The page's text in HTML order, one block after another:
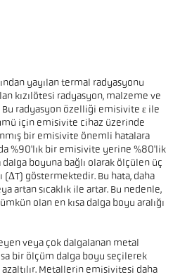
yayılan termal radyasyonu
kızılötesi radyasyon, malzeme ve
radyasyon özelliği emisivite ε ile
için emisivite cihaz üzerinde
bir emisivite önemli hatalara
%90'lık bir emisivite yerine %80'lik
boyuna bağlı olarak ölçülen üç
(ΔT) göstermektedir. Bu hata, daha
artan sıcaklık ile artar. Bu nedenle,
olan en kısa dalga boyu aralığı
veya çok dalgalanan metal
bir ölçüm dalga boyu seçilerek
Metallerin emisivitesi daha